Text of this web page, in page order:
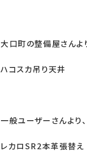
大口町の整備屋さんよ
ハコスカ吊り天井
一般ユーザーさんより、
レカロSR2本革張替え